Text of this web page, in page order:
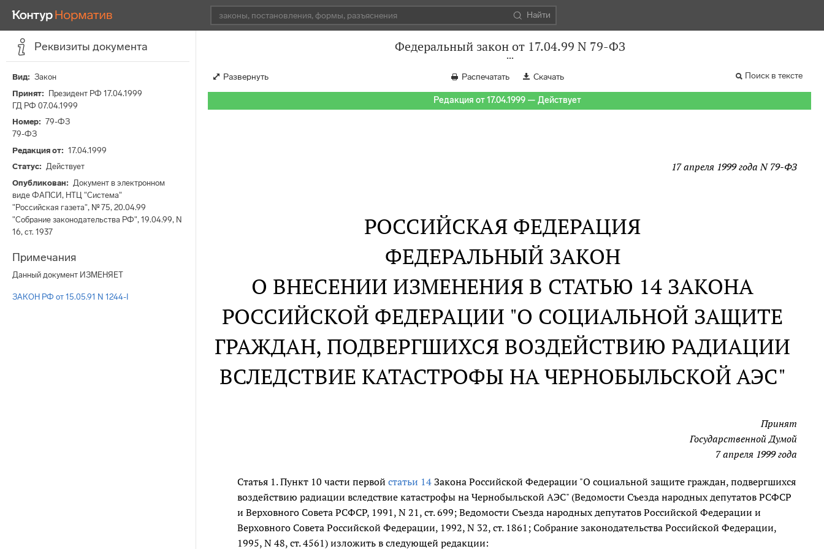
Найти
Реквизиты документа
Вид
Закон
Принят
Президент РФ 17.04.1999
ГД РФ 07.04.1999
Номер
79-ФЗ
79-ФЗ
Редакция от
17.04.1999
Статус
Действует
Опубликован
Документ в электронном
виде ФАПСИ, НТЦ "Система"
"Российская газета", № 75, 20.04.99
"Собрание законодательства РФ", 19.04.99, N
16, ст. 1937
Примечания
Данный документ ИЗМЕНЯЕТ
ЗАКОН РФ от 15.05.91 N 1244-I
Федеральный закон от 17.04.99 N 79-ФЗ
Развернуть Распечатать Скачать Поиск в тексте
Редакция от 17.04.1999 — Действует
17 апреля 1999 года N 79-ФЗ
РОССИЙСКАЯ ФЕДЕРАЦИЯ
ФЕДЕРАЛЬНЫЙ ЗАКОН
О ВНЕСЕНИИ ИЗМЕНЕНИЯ В СТАТЬЮ 14 ЗАКОНА
РОССИЙСКОЙ ФЕДЕРАЦИИ "О СОЦИАЛЬНОЙ ЗАЩИТЕ
ГРАЖДАН, ПОДВЕРГШИХСЯ ВОЗДЕЙСТВИЮ РАДИАЦИИ
ВСЛЕДСТВИЕ КАТАСТРОФЫ НА ЧЕРНОБЫЛЬСКОЙ АЭС"
Принят
Государственной Думой
7 апреля 1999 года
Статья 1. Пункт 10 части первойстатьи 14Закона Российской Федерации "О социальной защите граждан, подвергшихся
воздействию радиации вследствие катастрофы на Чернобыльской АЭС" (Ведомости Съезда народных депутатов РСФСР
и Верховного Совета РСФСР, 1991, N 21, ст. 699; Ведомости Съезда народных депутатов Российской Федерации и
Верховного Совета Российской Федерации, 1992, N 32, ст. 1861; Собрание законодательства Российской Федерации,
1995, N 48, ст. 4561) изложить в следующей редакции: